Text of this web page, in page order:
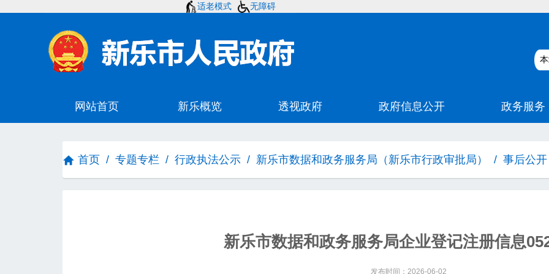
适老模式 无障碍
首页 / 专题专栏 / 行政执法公示 / 新乐市数据和政务服务局（新乐市行政审批局） / 事后公开
新乐市数据和政务服务局企业登记注册信息
发布时间：2026-06-02